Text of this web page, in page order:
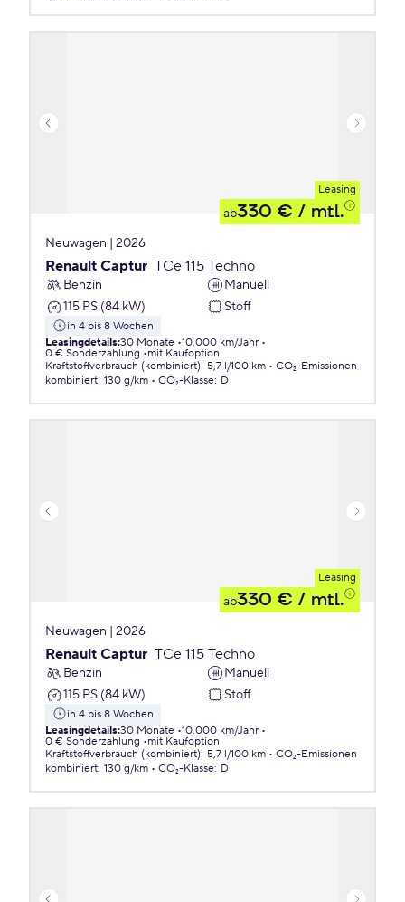
Leasing
ab330 € / mtl.
Neuwagen | 2026
Renault Captur TCe 115 Techno
Benzin
Manuell
115 PS (84 kW)
Stoff
in 4 bis 8 Wochen
Leasingdetails:30 Monate 10.000 km/Jahr
0 € Sonderzahlung
mit Kaufoption
Kraftstoffverbrauch (kombiniert): 5,7 l/100 km
CO₂-Emissionen
kombiniert: 130 g/km CO₂-Klasse: D
Leasing
ab330 € / mtl.
Neuwagen | 2026
Renault Captur TCe 115 Techno
Benzin
Manuell
115 PS (84 kW)
Stoff
in 4 bis 8 Wochen
Leasingdetails:30 Monate 10.000 km/Jahr
0 € Sonderzahlung
mit Kaufoption
Kraftstoffverbrauch (kombiniert): 5,7 l/100 km
CO₂-Emissionen
kombiniert: 130 g/km CO₂-Klasse: D